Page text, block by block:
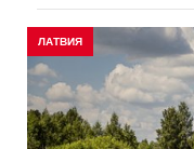
ЛАТВИЯ